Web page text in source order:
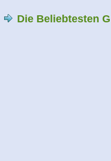
Die Beliebtesten